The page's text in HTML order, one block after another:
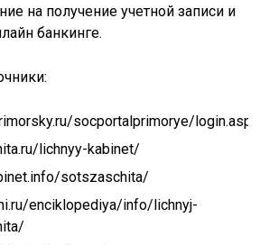
на получение учетной записи и
банкинге.
socportalprimorye/login.aspx
lichnyy-kabinet/
sotszaschita/
enciklopediya/info/lichnyj-